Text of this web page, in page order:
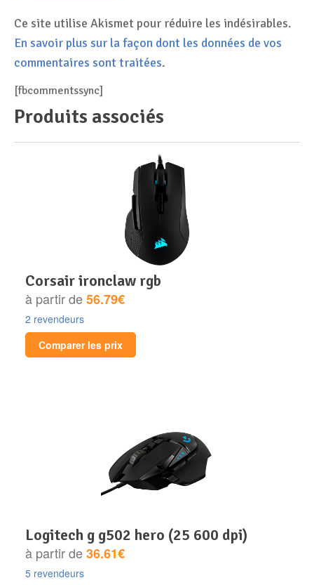
Ce site utilise Akismet pour réduire les indésirables.
En savoir plus sur la façon dont les données de vos
commentaires sont traitées.
[fbcommentssync]
Produits associés
corsair ironclaw rgb
à partir de56.79€
2 revendeurs
Comparer les prix
logitech g g502 hero (25 600 dpi)
à partir de36.61€
5 revendeurs